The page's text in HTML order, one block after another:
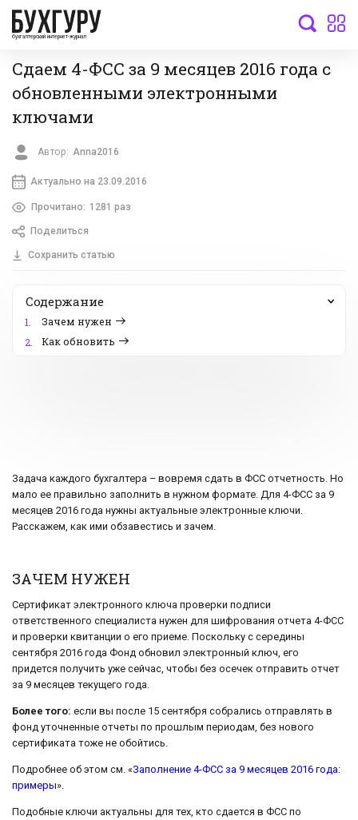
бухгалтерский интернет-журнал
Сдаем 4-ФСС за 9 месяцев 2016 года с
обновленными электронными
ключами
Автор: Anna2016
Актуально на 23.09.2016
Прочитано: 1281 раз
Поделиться
Сохранить статью
Содержание
1.
Зачем нужен
2.
Как обновить
Задача каждого бухгалтера – вовремя сдать в ФСС отчетность. Но
мало ее правильно заполнить в нужном формате. Для 4-ФСС за 9
месяцев 2016 года нужны актуальные электронные ключи.
Расскажем, как ими обзавестись и зачем.
ЗАЧЕМ НУЖЕН
Сертификат электронного ключа проверки подписи
ответственного специалиста нужен для шифрования отчета 4-ФСС
и проверки квитанции о его приеме. Поскольку с середины
сентября 2016 года Фонд обновил электронный ключ, его
придется получить уже сейчас, чтобы без осечек отправить отчет
за 9 месяцев текущего года.
Более того: если вы после 15 сентября собрались отправлять в
фонд уточненные отчеты по прошлым периодам, без нового
сертификата тоже не обойтись.
Подробнее об этом см. «Заполнение 4-ФСС за 9 месяцев 2016 года:
примеры».
Подобные ключи актуальны для тех, кто сдается в ФСС по